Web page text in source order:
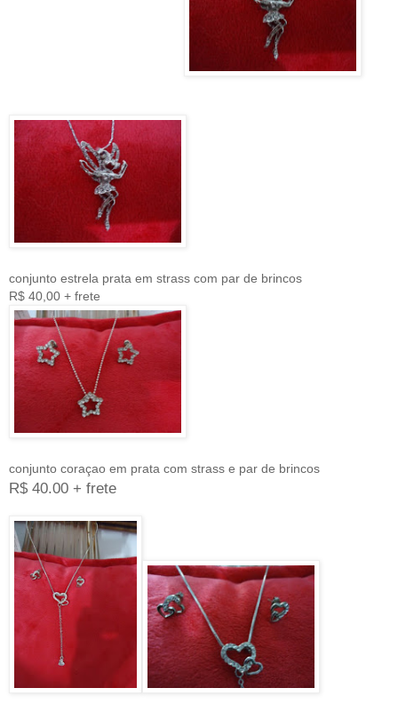
conjunto estrela prata em strass com par de brincos
R$ 40,00 + frete
conjunto coraçao em prata com strass e par de brincos
R$ 40.00 + frete